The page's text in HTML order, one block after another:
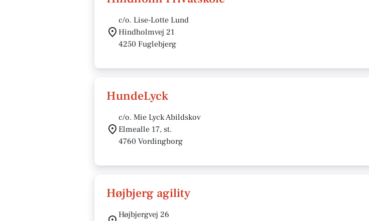
c/o. Lise-Lotte Lund
Hindholmvej 21
4250 Fuglebjerg
HundeLyck
c/o. Mie Lyck Abildskov
Elmealle 17, st.
4760 Vordingborg
Højbjerg agility
Højbjergvej 26